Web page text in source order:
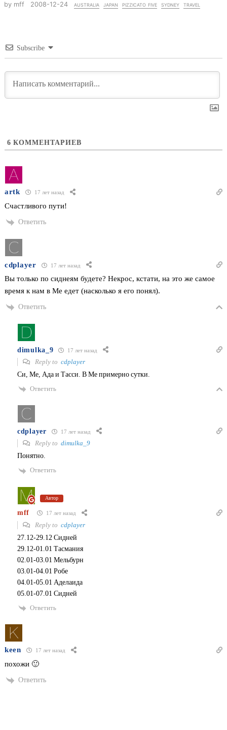
by mff 2008-12-24 australia japan pizzicato five sydney travel
Subscribe
6 КОММЕНТАРИЕВ
artk 17 лет назад
Счастливого пути!
Ответить
cdplayer 17 лет назад
Вы только по сиднеям будете? Некрос, кстати, на это же самое
время к нам в Ме едет (насколько я его понял).
Ответить
dimulka_9 17 лет назад
Reply to cdplayer
Си, Ме, Ада и Тасси. В Ме примерно сутки.
Ответить
cdplayer 17 лет назад
Reply to dimulka_9
Понятно.
Ответить
Автор
mff 17 лет назад
Reply to cdplayer
27.12-29.12 Сидней
29.12-01.01 Тасмания
02.01-03.01 Мельбурн
03.01-04.01 Робе
04.01-05.01 Аделаида
05.01-07.01 Сидней
Ответить
keen 17 лет назад
похожи 🙂
Ответить